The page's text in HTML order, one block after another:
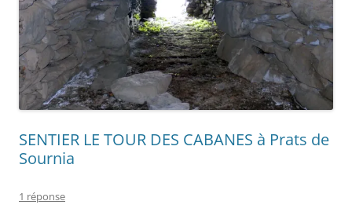
SENTIER LE TOUR DES CABANES à Prats de
Sournia
1 réponse